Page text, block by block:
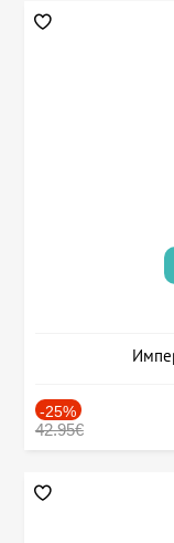
-25%
42.95€